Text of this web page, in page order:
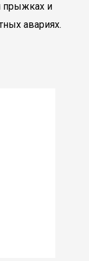
прыжках и
авариях.